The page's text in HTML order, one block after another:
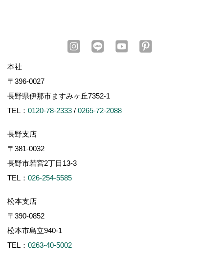
本社
〒396-0027
長野県伊那市ますみヶ丘7352-1
TEL： 0120-78-2333 / 0265-72-2088
長野支店
〒381-0032
長野市若宮2丁目13-3
TEL： 026-254-5585
松本支店
〒390-0852
松本市島立940-1
TEL： 0263-40-5002